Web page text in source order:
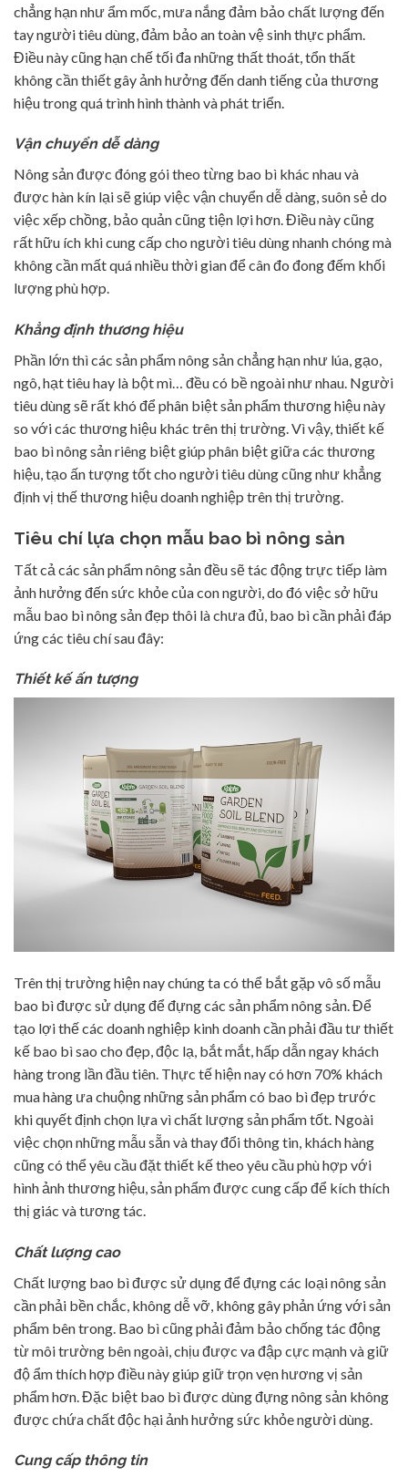
chẳng hạn như ẩm mốc, mưa nắng đảm bảo chất lượng đến
tay người tiêu dùng, đảm bảo an toàn vệ sinh thực phẩm.
Điều này cũng hạn chế tối đa những thất thoát, tổn thất
không cần thiết gây ảnh hưởng đến danh tiếng của thương
hiệu trong quá trình hình thành và phát triển.
Vận chuyển dễ dàng
Nông sản được đóng gói theo từng bao bì khác nhau và
được hàn kín lại sẽ giúp việc vận chuyển dễ dàng, suôn sẻ do
việc xếp chồng, bảo quản cũng tiện lợi hơn. Điều này cũng
rất hữu ích khi cung cấp cho người tiêu dùng nhanh chóng mà
không cần mất quá nhiều thời gian để cân đo đong đếm khối
lượng phù hợp.
Khẳng định thương hiệu
Phần lớn thì các sản phẩm nông sản chẳng hạn như lúa, gạo,
ngô, hạt tiêu hay là bột mì… đều có bề ngoài như nhau. Người
tiêu dùng sẽ rất khó để phân biệt sản phẩm thương hiệu này
so với các thương hiệu khác trên thị trường. Vì vậy, thiết kế
bao bì nông sản riêng biệt giúp phân biệt giữa các thương
hiệu, tạo ấn tượng tốt cho người tiêu dùng cũng như khẳng
định vị thế thương hiệu doanh nghiệp trên thị trường.
Tiêu chí lựa chọn mẫu bao bì nông sản
Tất cả các sản phẩm nông sản đều sẽ tác động trực tiếp làm
ảnh hưởng đến sức khỏe của con người, do đó việc sở hữu
mẫu bao bì nông sản đẹp thôi là chưa đủ, bao bì cần phải đáp
ứng các tiêu chí sau đây:
Thiết kế ấn tượng
Trên thị trường hiện nay chúng ta có thể bắt gặp vô số mẫu
bao bì được sử dụng để đựng các sản phẩm nông sản. Để
tạo lợi thế các doanh nghiệp kinh doanh cần phải đầu tư thiết
kế bao bì sao cho đẹp, độc lạ, bắt mắt, hấp dẫn ngay khách
hàng trong lần đầu tiên. Thực tế hiện nay có hơn 70% khách
mua hàng ưa chuộng những sản phẩm có bao bì đẹp trước
khi quyết định chọn lựa vì chất lượng sản phẩm tốt. Ngoài
việc chọn những mẫu sẵn và thay đổi thông tin, khách hàng
cũng có thể yêu cầu đặt thiết kế theo yêu cầu phù hợp với
hình ảnh thương hiệu, sản phẩm được cung cấp để kích thích
thị giác và tương tác.
Chất lượng cao
Chất lượng bao bì được sử dụng để đựng các loại nông sản
cần phải bền chắc, không dễ vỡ, không gây phản ứng với sản
phẩm bên trong. Bao bì cũng phải đảm bảo chống tác động
từ môi trường bên ngoài, chịu được va đập cực mạnh và giữ
độ ẩm thích hợp điều này giúp giữ trọn vẹn hương vị sản
phẩm hơn. Đặc biệt bao bì được dùng đựng nông sản không
được chứa chất độc hại ảnh hưởng sức khỏe người dùng.
Cung cấp thông tin